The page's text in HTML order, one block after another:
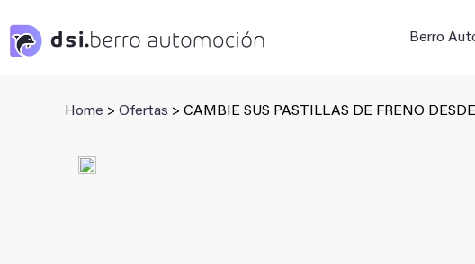
contenido
Berro
Home > Ofertas > CAMBIE SUS PASTILLAS DE FRENO